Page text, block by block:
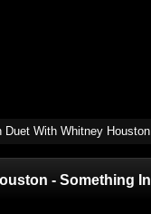
Duet With Whitney
- Something